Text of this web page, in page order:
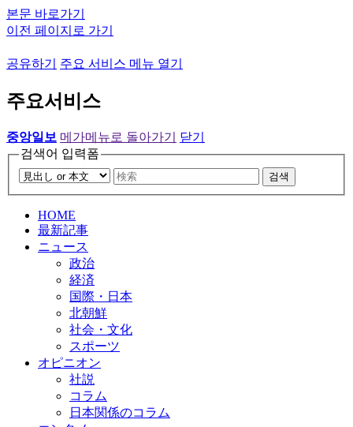
본문 바로가기
이전 페이지로 가기
공유하기 주요 서비스 메뉴 열기
주요서비스
중앙일보 메가메뉴로 돌아가기
닫기
검색어 입력폼
검색
HOME
最新記事
ニュース
政治
経済
国際・日本
北朝鮮
社会・文化
スポーツ
オピニオン
社説
コラム
日本関係のコラム